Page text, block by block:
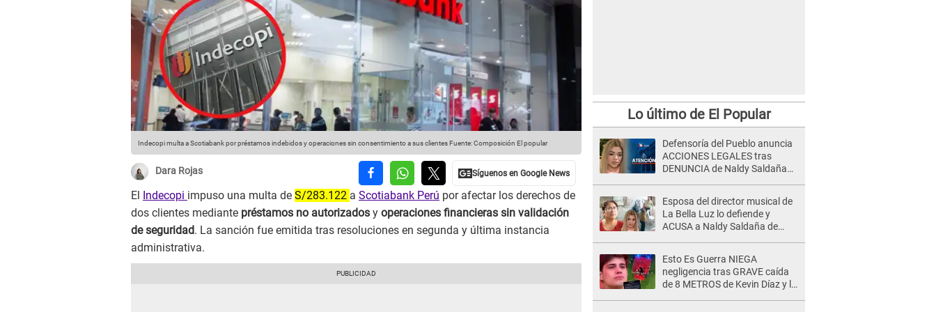
Indecopi multa a Scotiabank por préstamos indebidos y operaciones sin consentimiento a sus clientes Fuente: Composición El popular
Dara Rojas
El Indecopi impuso una multa de S/283.122 a Scotiabank Perú por afectar los derechos de
dos clientes mediante préstamos no autorizados y operaciones financieras sin validación
de seguridad. La sanción fue emitida tras resoluciones en segunda y última instancia
administrativa.
Lo último de El Popular
Defensoría del Pueblo anuncia
ACCIONES LEGALES tras
DENUNCIA de Naldy Saldaña
Esposa del director musical de
La Bella Luz lo defiende y
ACUSA a Naldy Saldaña de
Esto Es Guerra NIEGA
negligencia tras GRAVE caída
de 8 METROS de Kevin Díaz y lo